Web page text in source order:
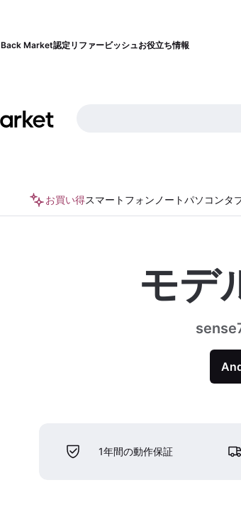
Back Market認定リファービッシュお役立ち情報
お買い得スマートフォン ノートパソコンタ
モデ
1年間の動作保証